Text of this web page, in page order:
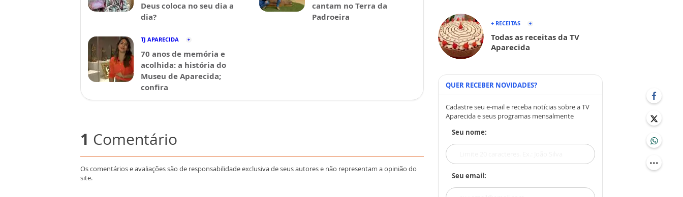
Deus coloca no seu dia a
dia?
cantam no Terra da
Padroeira
TJ APARECIDA
70 anos de memória e
acolhida: a história do
Museu de Aparecida;
confira
1 Comentário
Os comentários e avaliações são de responsabilidade exclusiva de seus autores e não representam a opinião do
site.
+ RECEITAS
Todas as receitas da TV
Aparecida
QUER RECEBER NOVIDADES?
Cadastre seu e-mail e receba notícias sobre a TV
Aparecida e seus programas mensalmente
Seu nome:
Seu email: